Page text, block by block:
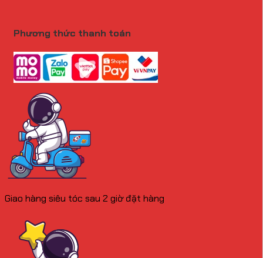
Phương thức thanh toán
Giao hàng siêu tóc sau 2 giờ đặt hàng